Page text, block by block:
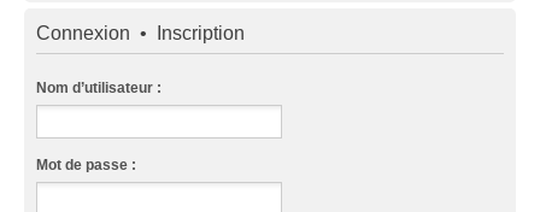
Connexion • Inscription
Nom d’utilisateur :
Mot de passe :